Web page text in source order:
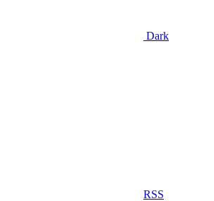
Dark
RSS